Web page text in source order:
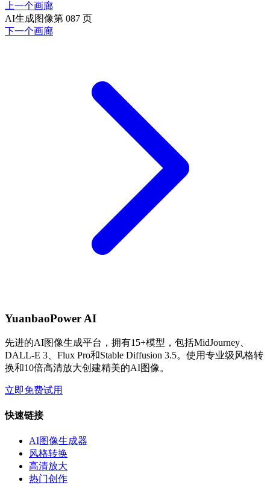
上一个画廊
AI生成图像第 087 页
下一个画廊
YuanbaoPower AI
先进的AI图像生成平台，拥有15+模型，包括MidJourney、
DALL-E 3、Flux Pro和Stable Diffusion 3.5。使用专业级风格转
换和10倍高清放大创建精美的AI图像。
立即免费试用
快速链接
AI图像生成器
风格转换
高清放大
热门创作